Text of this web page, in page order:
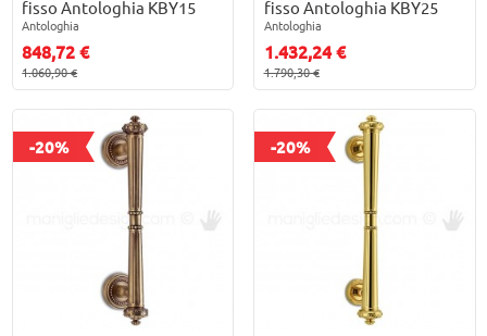
fisso Antologhia KBY15
Antologhia
848,72 €
1.060,90 €
fisso Antologhia KBY25
Antologhia
1.432,24 €
1.790,30 €
-20% -20%